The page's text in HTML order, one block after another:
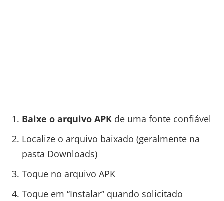
Baixe o arquivo APKde uma fonte confiável
Localize o arquivo baixado (geralmente na
pasta Downloads)
Toque no arquivo APK
Toque em “Instalar” quando solicitado